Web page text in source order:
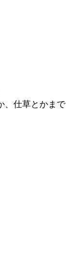
、仕草とかまで